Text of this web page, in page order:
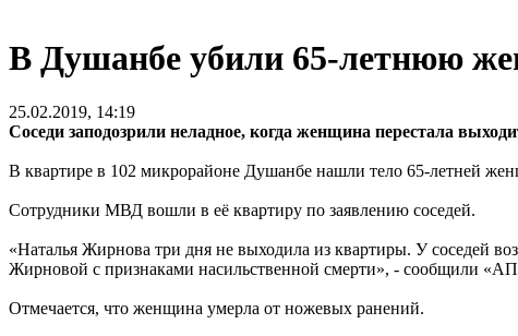
В Душанбе убили 65-летнюю
25.02.2019, 14:19
Соседи заподозрили неладное, когда женщина перестала
В квартире в 102 микрорайоне Душанбе нашли тело 65-летней
Сотрудники МВД вошли в её квартиру по заявлению соседей.
«Наталья Жирнова три дня не выходила из квартиры. У соседей
Жирновой с признаками насильственной смерти», - сообщили
Отмечается, что женщина умерла от ножевых ранений.